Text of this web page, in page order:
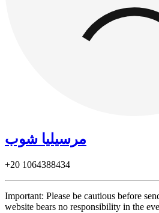
مرسيليا شوب
+20 1064388434
Important: Please be cautious before
website bears no responsibility in the